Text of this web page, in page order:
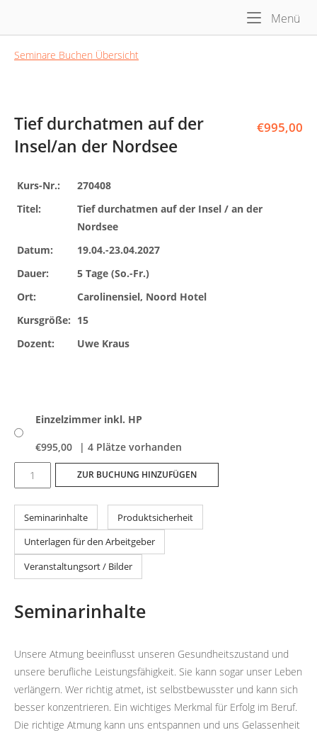
content
Menü
Seminare Buchen Übersicht
€995,00
Tief durchatmen auf der
Insel/an der Nordsee
Kurs-Nr.:
270408
Titel:
Tief durchatmen auf der Insel / an der
Nordsee
Datum:
19.04.-23.04.2027
Dauer:
5 Tage (So.-Fr.)
Ort:
Carolinensiel, Noord Hotel
Kursgröße: 15
Dozent:
Uwe Kraus
Einzelzimmer inkl. HP
€995,00
| 4 Plätze vorhanden
durchatmen
auf
der
Insel/an
der
Nordsee
ZUR BUCHUNG HINZUFÜGEN
Seminarinhalte
Produktsicherheit
Unterlagen für den Arbeitgeber
Veranstaltungsort / Bilder
Seminarinhalte
Unsere Atmung beeinflusst unseren Gesundheitszustand und
unsere berufliche Leistungsfähigkeit. Sie kann sogar unser Leben
verlängern. Wer richtig atmet, ist selbstbewusster und kann sich
besser konzentrieren. Ein wichtiges Merkmal für Erfolg im Beruf.
Die richtige Atmung kann uns entspannen und uns Gelassenheit